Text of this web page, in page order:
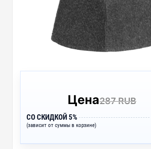
Цена287 RUB
СО СКИДКОЙ 5%
(зависит от суммы в корзине)